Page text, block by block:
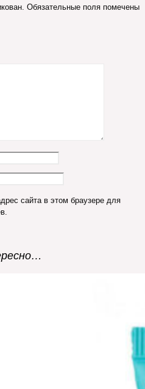
Обязательные поля помечены
сайта в этом браузере для